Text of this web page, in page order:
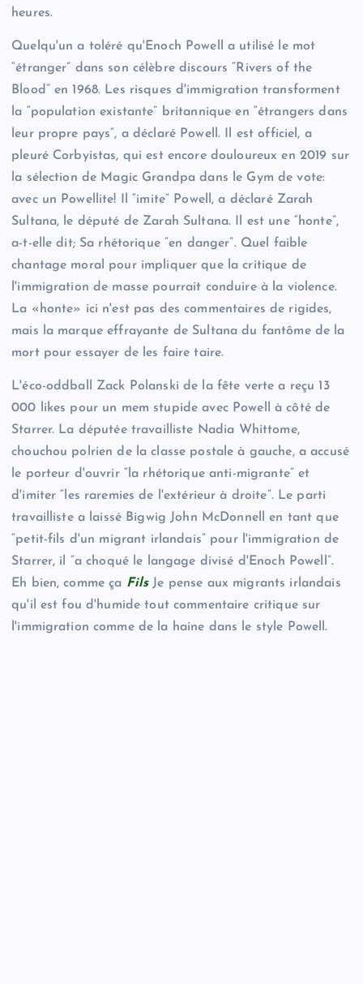
heures.
Quelqu'un a toléré qu'Enoch Powell a utilisé le mot
“étranger” dans son célèbre discours “Rivers of the
Blood” en 1968. Les risques d'immigration transforment
la “population existante” britannique en “étrangers dans
leur propre pays”, a déclaré Powell. Il est officiel, a
pleuré Corbyistas, qui est encore douloureux en 2019 sur
la sélection de Magic Grandpa dans le Gym de vote:
avec un Powellite! Il “imite” Powell, a déclaré Zarah
Sultana, le député de Zarah Sultana. Il est une “honte”,
a-t-elle dit; Sa rhétorique “en danger”. Quel faible
chantage moral pour impliquer que la critique de
l'immigration de masse pourrait conduire à la violence.
La «honte» ici n'est pas des commentaires de rigides,
mais la marque effrayante de Sultana du fantôme de la
mort pour essayer de les faire taire.
L'éco-oddball Zack Polanski de la fête verte a reçu 13
000 likes pour un mem stupide avec Powell à côté de
Starrer. La députée travailliste Nadia Whittome,
chouchou polrien de la classe postale à gauche, a accusé
le porteur d'ouvrir “la rhétorique anti-migrante” et
d'imiter “les raremies de l'extérieur à droite”. Le parti
travailliste a laissé Bigwig John McDonnell en tant que
“petit-fils d'un migrant irlandais” pour l'immigration de
Starrer, il “a choqué le langage divisé d'Enoch Powell”.
Eh bien, comme ça FilsJe pense aux migrants irlandais
qu'il est fou d'humide tout commentaire critique sur
l'immigration comme de la haine dans le style Powell.